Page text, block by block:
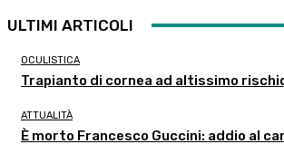
ULTIMI ARTICOLI
OCULISTICA
Trapianto di cornea ad altissimo
ATTUALITÀ
È morto Francesco Guccini: addio al